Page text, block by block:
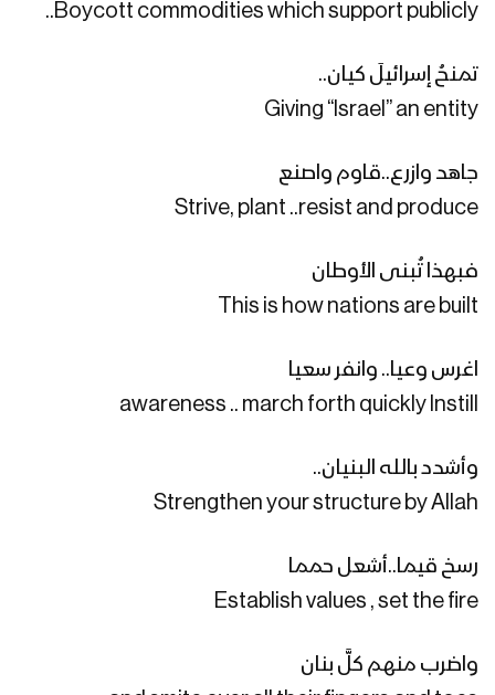
لحج – رسائل المجاهدين المرابطين في
جبهة القبيطة في الذكرى السنوية للصرخة
نشيد صرختنا الكبرى | فرقة البدر – فرقة
مونتاج زامل صوت الأحرار | عيسى الليث –
1443هـ
Boycott commodities which support publicly..
تمنحُ إسرائيلَ كيان..
Giving “Israel” an entity
جاهد وازرع..قاوم واصنع
Strive, plant ..resist and produce
فبهذا تُبنى الأوطان
This is how nations are built
اغرس وعيا.. وانفر سعيا
awareness .. march forth quickly Instill
وأشدد بالله البنيان..
Strengthen your structure by Allah
رسخ قيما..أشعل حمما
Establish values , set the fire
واضرب منهم كلَّ بنان